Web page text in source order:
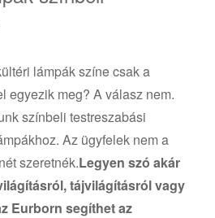
lámpák színe csak a
egyezik meg? A válasz nem.
színbeli testreszabási
Az ügyfelek nem a
szeretnék.Legyen szó akár
tájvilágításról vagy
Eurborn segíthet az